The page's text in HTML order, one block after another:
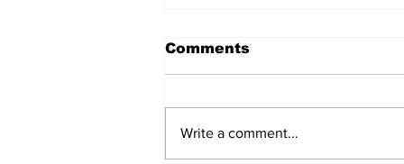
Comments
Write a comment...